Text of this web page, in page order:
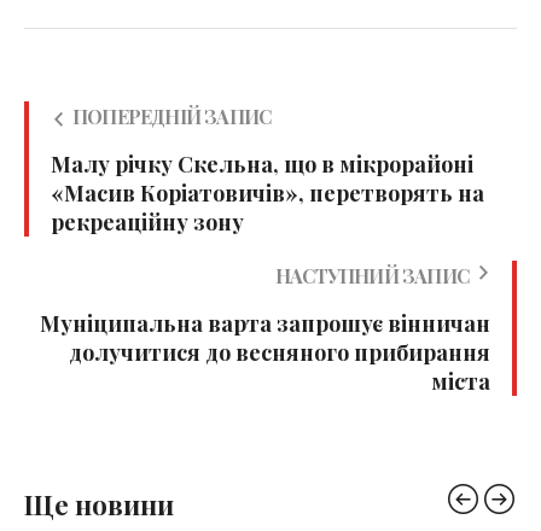
ПОПЕРЕДНІЙ ЗАПИС
Малу річку Скельна, що в мікрорайоні
«Масив Коріатовичів», перетворять на
рекреаційну зону
НАСТУПНИЙ ЗАПИС
Муніципальна варта запрошує вінничан
долучитися до весняного прибирання
міста
Ще новини